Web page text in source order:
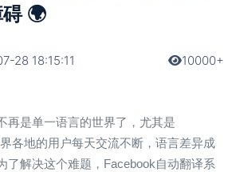
🌍
28 18:15:11 10000+
再是单一语言的世界了，尤其是
各地的用户每天交流不断，语言差异成
了解决这个难题， Facebook自动翻译系